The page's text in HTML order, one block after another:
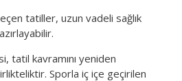
tatiller, uzun vadeli sağlık
tatil kavramını yeniden
Sporla iç içe geçirilen